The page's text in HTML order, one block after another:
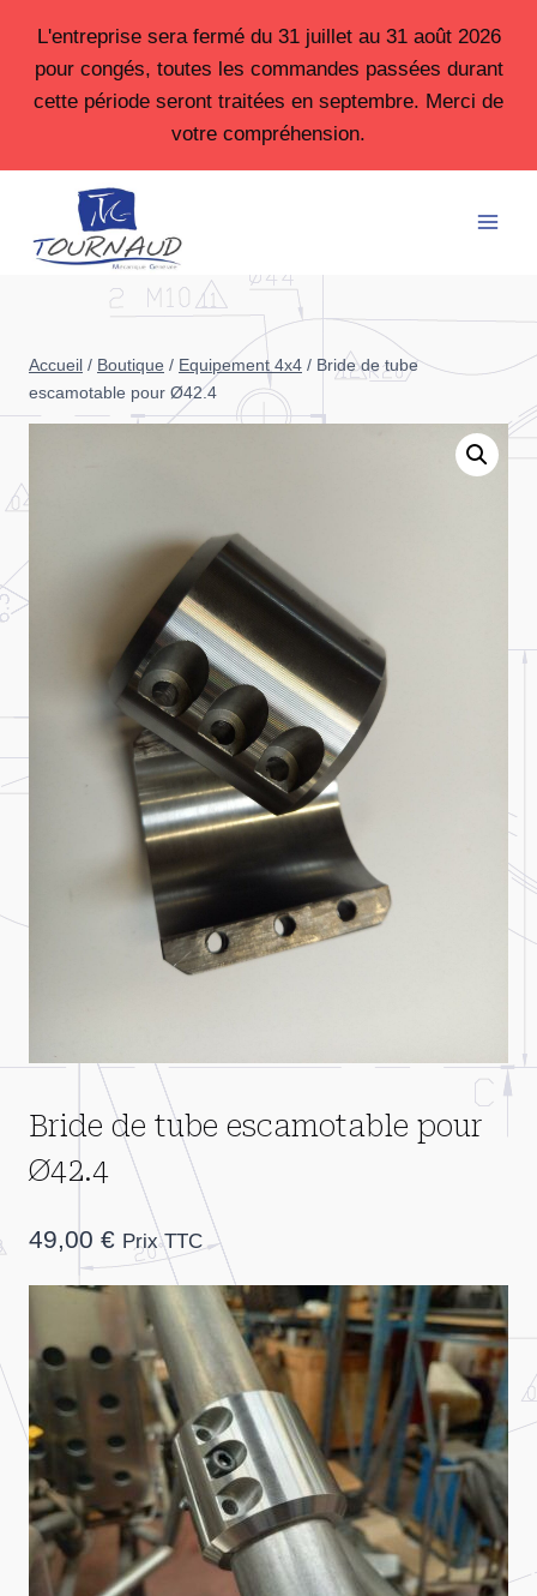
contenu
L'entreprise sera fermé du 31 juillet au 31 août 2026
pour congés, toutes les commandes passées durant
cette période seront traitées en septembre. Merci de
votre compréhension.
Accueil / Boutique / Equipement 4x4 / Bride de tube
escamotable pour Ø42.4
Bride de tube escamotable pour
Ø42.4
49,00 € Prix TTC